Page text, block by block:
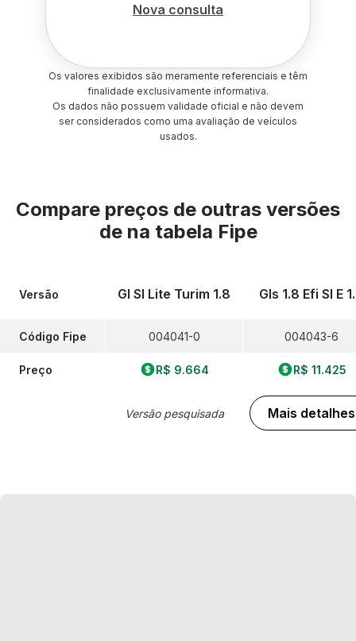
Nova consulta
Os valores exibidos são meramente referenciais e têm
finalidade exclusivamente informativa.
Os dados não possuem validade oficial e não devem
ser considerados como uma avaliação de veículos
usados.
Compare preços de outras versões
de na tabela Fipe
Versão
Código Fipe
Preço
Gl Sl Lite Turim 1.8
004041-0
R$ 9.664
Versão pesquisada
Gls 1.8 Efi Sl E
004043-6
R$ 11.425
Mais detalhes